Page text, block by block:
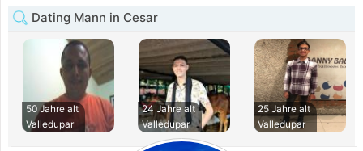
Dating Mann in Cesar
50 Jahre alt
Valledupar
24 Jahre alt
Valledupar
25 Jahre alt
Valledupar